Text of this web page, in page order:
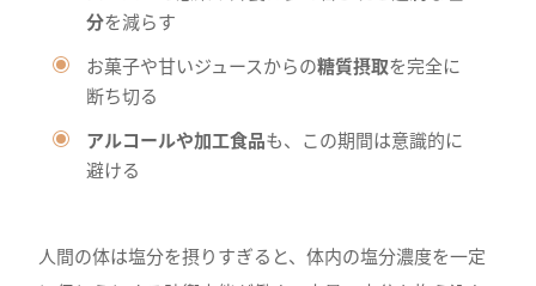
分を減らす
お菓子や甘いジュースからの糖質摂取を完全に
断ち切る
アルコールや加工食品も、この期間は意識的に
避ける
人間の体は塩分を摂りすぎると、体内の塩分濃度を一定